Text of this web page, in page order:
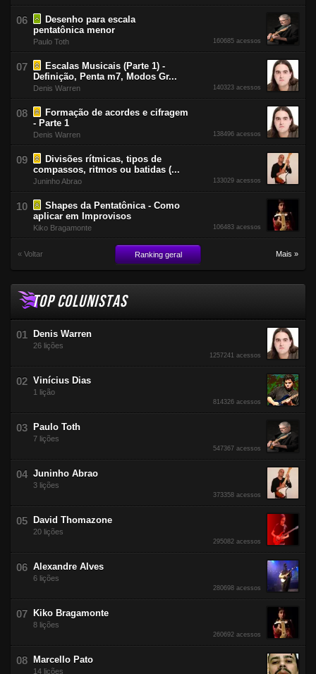
Desenho para escala
pentatônica menor
Paulo Toth 160685 acessos
Escalas Musicais (Parte 1) -
Definição, Penta m7, Modos Gr...
Denis Warren 140323 acessos
Formação de acordes e cifragem
- Parte 1
Denis Warren 138496 acessos
Divisões rítmicas, tipos de
compassos, ritmos ou batidas (...
Juninho Abrao 133029 acessos
Shapes da Pentatônica - Como
aplicar em Improvisos
Kiko Bragamonte 106483 acessos
« Voltar Ranking geral Mais »
TOP COLUNISTAS
Denis Warren
26 lições
1257241 acessos
Vinícius Dias
1 lição
814326 acessos
Paulo Toth
7 lições
547367 acessos
Juninho Abrao
3 lições
373358 acessos
David Thomazone
20 lições
295082 acessos
Alexandre Alves
6 lições
280698 acessos
Kiko Bragamonte
8 lições
260692 acessos
Marcello Pato
14 lições